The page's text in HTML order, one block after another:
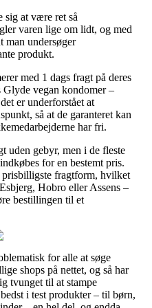
sig at være ret så
varen lige om lidt, og med
man undersøger
produkt.
med 1 dags fragt på deres
vegan kondomer –
er underforstået at
så at de garanteret kan
har fri.
uden gebyr, men i de fleste
for en bestemt pris.
fragtform, hvilket
Hobro eller Assens –
bestillingen til et
for alle at søge
shops på nettet, og så har
tvunget til at stampe
i test produkter – til børn,